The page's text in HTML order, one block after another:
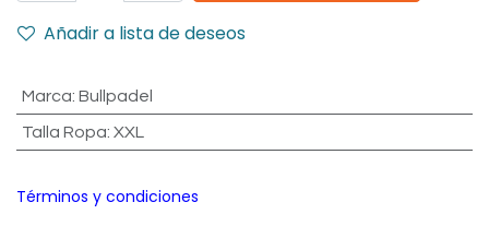
Añadir a lista de deseos
Marca: Bullpadel
Talla Ropa: XXL
Términos y condiciones